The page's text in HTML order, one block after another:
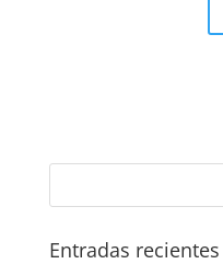
Entradas recientes